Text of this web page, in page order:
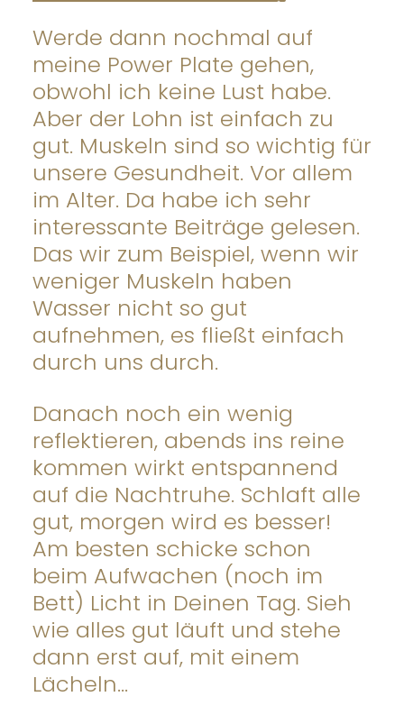
Werde dann nochmal auf
meine Power Plate gehen,
obwohl ich keine Lust habe.
Aber der Lohn ist einfach zu
gut. Muskeln sind so wichtig für
unsere Gesundheit. Vor allem
im Alter. Da habe ich sehr
interessante Beiträge gelesen.
Das wir zum Beispiel, wenn wir
weniger Muskeln haben
Wasser nicht so gut
aufnehmen, es fließt einfach
durch uns durch.
Danach noch ein wenig
reflektieren, abends ins reine
kommen wirkt entspannend
auf die Nachtruhe. Schlaft alle
gut, morgen wird es besser!
Am besten schicke schon
beim Aufwachen (noch im
Bett) Licht in Deinen Tag. Sieh
wie alles gut läuft und stehe
dann erst auf, mit einem
Lächeln…